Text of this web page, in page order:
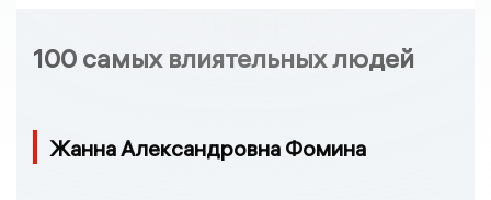
100 самых влиятельных людей
Жанна Александровна Фомина